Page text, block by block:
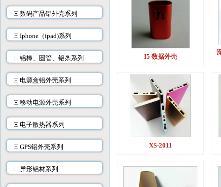
数码产品铝外壳系列
Iphone（ipad)系列
铝棒、圆管、铝条系列
电源盒铝外壳系列
移动电源外壳系列
电子散热器系列
GPS铝外壳系列
异形铝材系列
I5 数据外壳
XS-2011